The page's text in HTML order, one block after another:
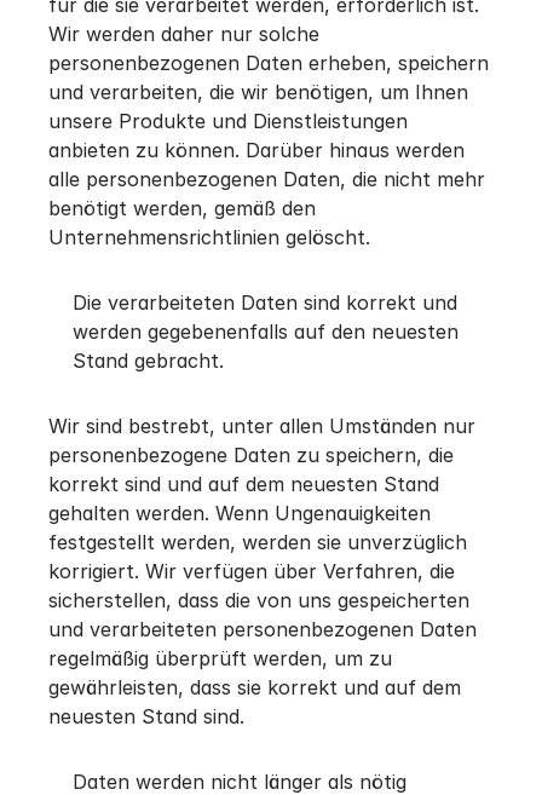
für die sie verarbeitet werden, erforderlich ist.
Wir werden daher nur solche
personenbezogenen Daten erheben, speichern
und verarbeiten, die wir benötigen, um Ihnen
unsere Produkte und Dienstleistungen
anbieten zu können. Darüber hinaus werden
alle personenbezogenen Daten, die nicht mehr
benötigt werden, gemäß den
Unternehmensrichtlinien gelöscht.
Die verarbeiteten Daten sind korrekt und
werden gegebenenfalls auf den neuesten
Stand gebracht.
Wir sind bestrebt, unter allen Umständen nur
personenbezogene Daten zu speichern, die
korrekt sind und auf dem neuesten Stand
gehalten werden. Wenn Ungenauigkeiten
festgestellt werden, werden sie unverzüglich
korrigiert. Wir verfügen über Verfahren, die
sicherstellen, dass die von uns gespeicherten
und verarbeiteten personenbezogenen Daten
regelmäßig überprüft werden, um zu
gewährleisten, dass sie korrekt und auf dem
neuesten Stand sind.
Daten werden nicht länger als nötig